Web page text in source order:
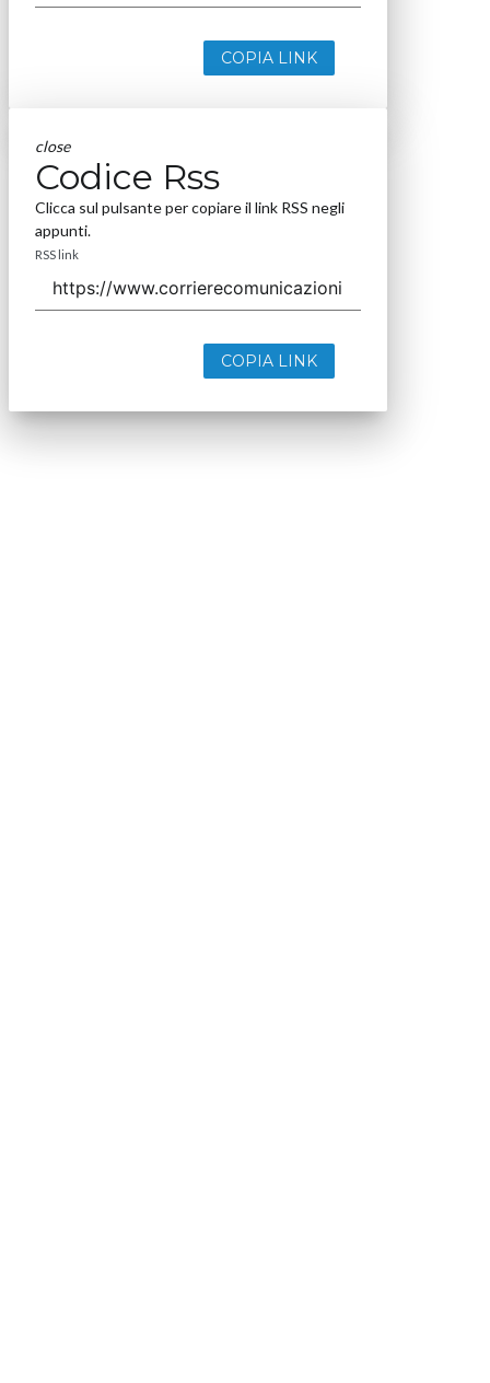
COPIA LINK
close
Codice Rss
Clicca sul pulsante per copiare il link RSS negli
appunti.
RSS link
COPIA LINK